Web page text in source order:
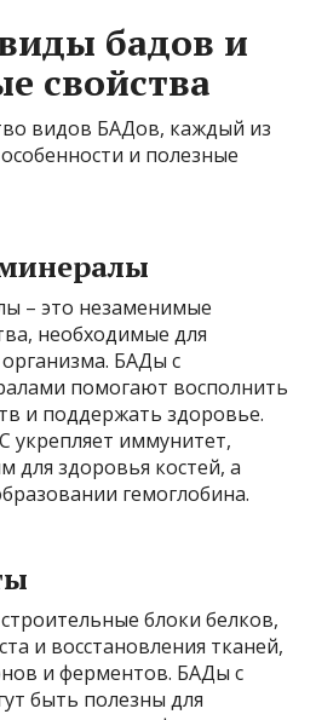
бадов и
свойства
видов БАДов, каждый из
и полезные
– это незаменимые
необходимые для
БАДы с
помогают восполнить
и поддержать здоровье.
укрепляет иммунитет,
для здоровья костей, а
гемоглобина.
блоки белков,
и восстановления тканей,
и ферментов. БАДы с
быть полезны для